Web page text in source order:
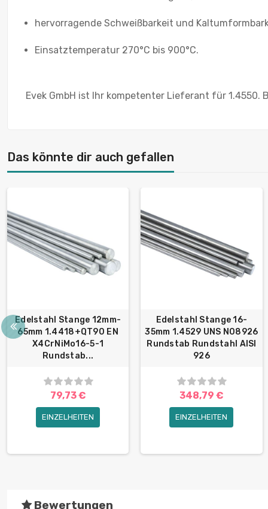
hervorragende Schweißbarkeit und
Einsatztemperatur 270°C bis 900°C.
Evek GmbH ist Ihr kompetenter Lieferant für
Das könnte dir auch gefallen
Edelstahl Stange 12mm-
65mm 1.4418+QT90 EN
X4CrNiMo16-5-1
Rundstab...
79,73 €
EINZELHEITEN
Edelstahl Stange 16-
35mm 1.4529 UNS N08926
Rundstab Rundstahl AISI
926
348,79 €
EINZELHEITEN
Bewertungen